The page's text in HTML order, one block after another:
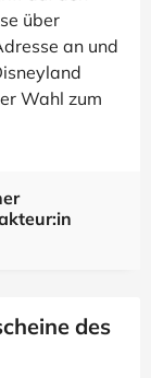
über
an und
Wahl zum
des